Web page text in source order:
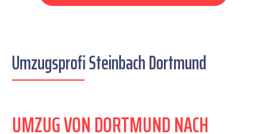
Umzugsprofi Steinbach Dortmund
UMZUG VON DORTMUND NACH